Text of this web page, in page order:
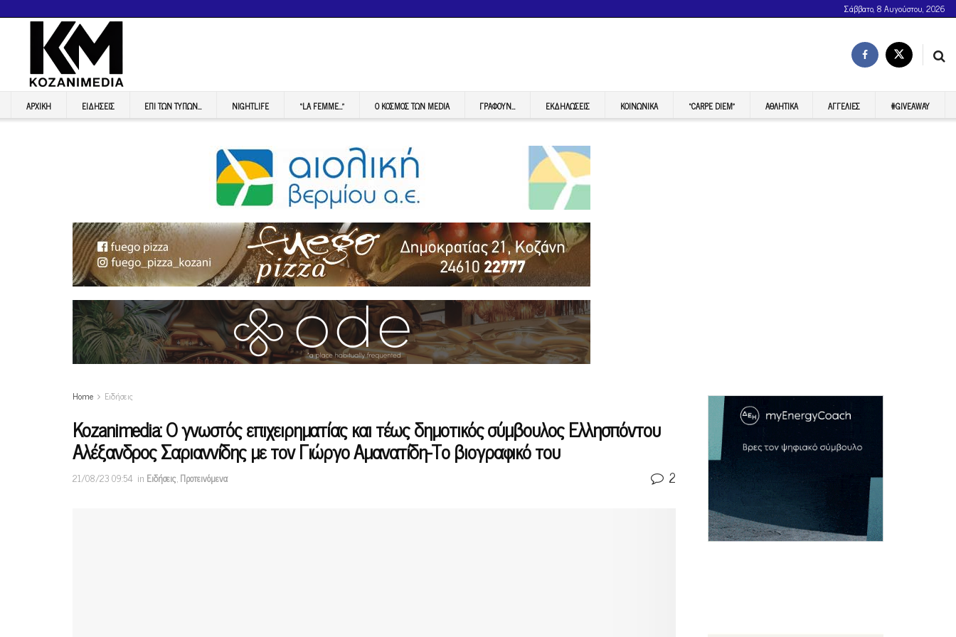
Σάββατο, 8 Αυγούστου, 2026
ΑΡΧΙΚΉ ΕΙΔΉΣΕΙΣ ΕΠI ΤΩΝ ΤΥΠΩΝ… NIGHTLIFE “LA FEMME…” Ο ΚΟΣΜΟΣ ΤΩΝ MEDIA ΓΡΆΦΟΥΝ… ΕΚΔΗΛΏΣΕΙΣ ΚΟΙΝΩΝΙΚΆ “CARPE DIEM” ΑΘΛΗΤΙΚΆ ΑΓΓΕΛΊΕΣ #GIVEAWAY
Home Ειδήσεις
Kozanimedia: Ο γνωστός επιχειρηματίας και τέως δημοτικός σύμβουλος Ελλησπόντου
Αλέξανδρος Σαριαννίδης με τον Γιώργο Αμανατίδη-Το βιογραφικό του
21/08/23 09:54 in Ειδήσεις,Προτεινόμενα 2